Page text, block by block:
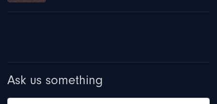
Ask us something